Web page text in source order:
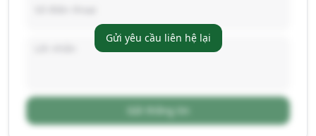
Gửi thông tin
Gửi yêu cầu liên hệ lại